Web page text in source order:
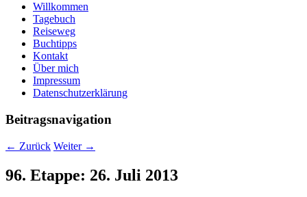
Willkommen
Tagebuch
Reiseweg
Buchtipps
Kontakt
Über mich
Impressum
Datenschutzerklärung
Beitragsnavigation
← Zurück Weiter →
96. Etappe: 26. Juli 2013